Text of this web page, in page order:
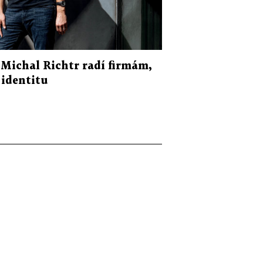
Michal Richtr radí firmám,
identitu